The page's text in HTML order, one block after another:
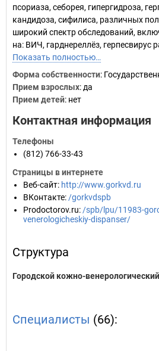
псориаза, себорея, гипергидроза,
кандидоза, сифилиса, различных
широкий спектр обследований,
на: ВИЧ, гарднереллёз, герпесвирус
Показать полностью…
Форма собственности:
Прием взрослых: да
Прием детей: нет
Контактная информация
Телефоны
(812) 766-33-43
Страницы в интернете
Веб-сайт: http://www.gorkvd.ru
ВКонтакте: /gorkvdspb
Prodoctorov.ru: /spb/lpu/11983-
venerologicheskiy-dispanser/
Структура
Городской кожно-
Специалисты (66):